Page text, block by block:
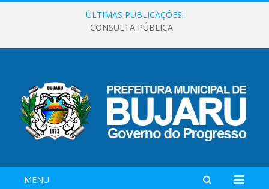
ÚLTIMAS PUBLICAÇÕES:
CONSULTA PÚBLICA
MENU